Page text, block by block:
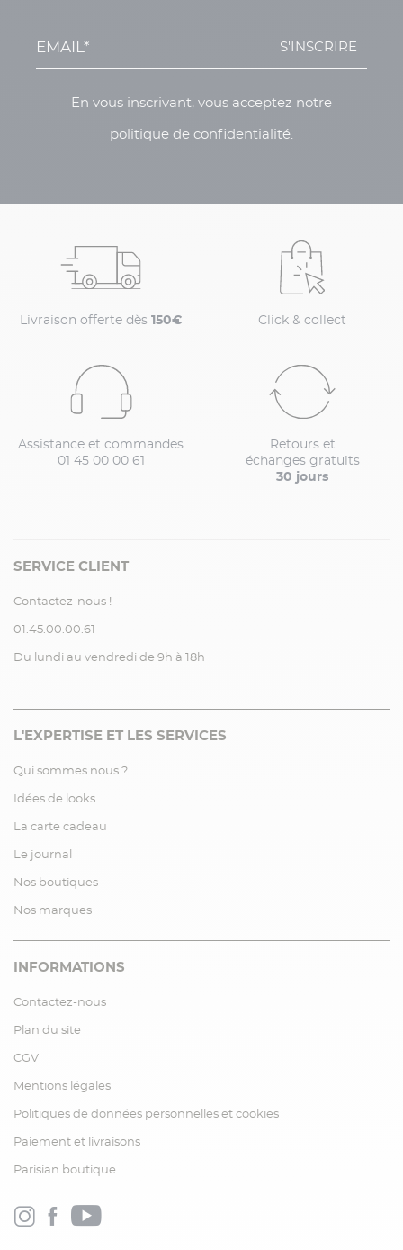
S'INSCRIRE
En vous inscrivant, vous acceptez notre
politique de confidentialité.
Livraison offerte dès 150€ Click & collect
Assistance et commandes
01 45 00 00 61
Retours et
échanges gratuits
30 jours
SERVICE CLIENT
Contactez-nous !
01.45.00.00.61
Du lundi au vendredi de 9h à 18h
L'EXPERTISE ET LES SERVICES
Qui sommes nous ?
Idées de looks
La carte cadeau
Le journal
Nos boutiques
Nos marques
INFORMATIONS
Contactez-nous
Plan du site
CGV
Mentions légales
Politiques de données personnelles et cookies
Paiement et livraisons
Parisian boutique